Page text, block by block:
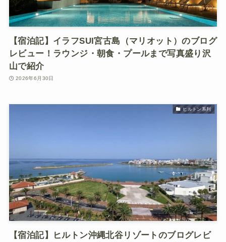
【宿泊記】イラフSUI宮古島（マリオット）のブログ
レビュー！ラウンジ・朝食・プールまで写真盛り沢
山で紹介
2026年6月30日
ヒルトン系列
【宿泊記】ヒルトン沖縄北谷リゾートのブログレビ